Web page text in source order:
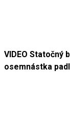
VIDEO Statočný
osemnástka